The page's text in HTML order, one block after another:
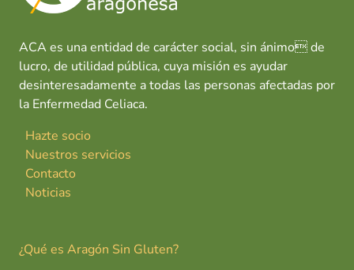
ACA es una entidad de carácter social, sin ánimo de
lucro, de utilidad pública, cuya misión es ayudar
desinteresadamente a todas las personas afectadas por
la Enfermedad Celiaca.
Hazte socio
Nuestros servicios
Contacto
Noticias
¿Qué es Aragón Sin Gluten?